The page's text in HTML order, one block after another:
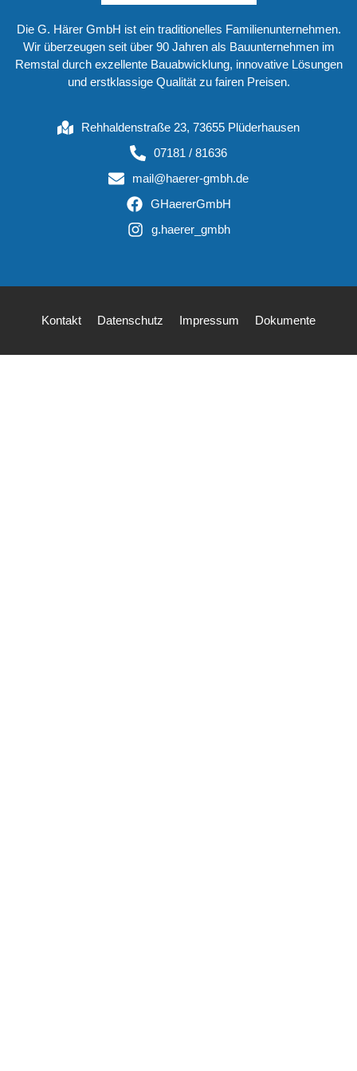
Die G. Härer GmbH ist ein traditionelles Familienunternehmen.
Wir überzeugen seit über 90 Jahren als Bauunternehmen im
Remstal durch exzellente Bauabwicklung, innovative Lösungen
und erstklassige Qualität zu fairen Preisen.
Rehhaldenstraße 23, 73655 Plüderhausen
07181 / 81636
mail@haerer-gmbh.de
GHaererGmbH
g.haerer_gmbh
Kontakt Datenschutz Impressum Dokumente